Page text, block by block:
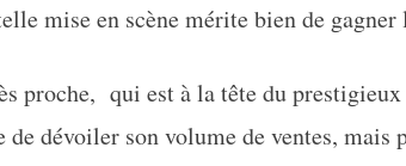
mise en scène mérite bien de
proche, qui est à la tête du
de dévoiler son volume de ventes, mais